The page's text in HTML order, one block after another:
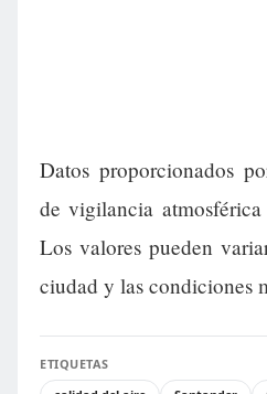
Datos proporcionados
de vigilancia
Los valores pueden
ciudad y las condiciones
ETIQUETAS